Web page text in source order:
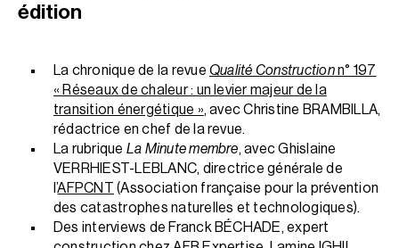
édition
La chronique de la revue Qualité Constructionn° 197
« Réseaux de chaleur : un levier majeur de la
transition énergétique », avec Christine BRAMBILLA,
rédactrice en chef de la revue.
La rubrique La Minute membre, avec Ghislaine
VERRHIEST-LEBLANC, directrice générale de
l’AFPCNT (Association française pour la prévention
des catastrophes naturelles et technologiques).
Des interviews de Franck BÉCHADE, expert